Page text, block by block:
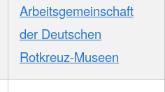
Arbeitsgemeinschaft
der Deutschen
Rotkreuz-Museen